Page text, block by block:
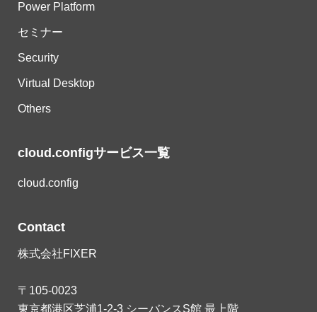
Power Platform
セミナー
Security
Virtual Desktop
Others
cloud.configサービス一覧
cloud.config
Contact
株式会社FIXER
〒105-0023
東京都港区芝浦1-2-3 シーバンスS館 最上階